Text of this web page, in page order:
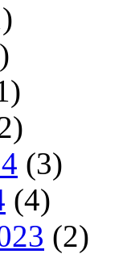
(3)
(4)
(2)